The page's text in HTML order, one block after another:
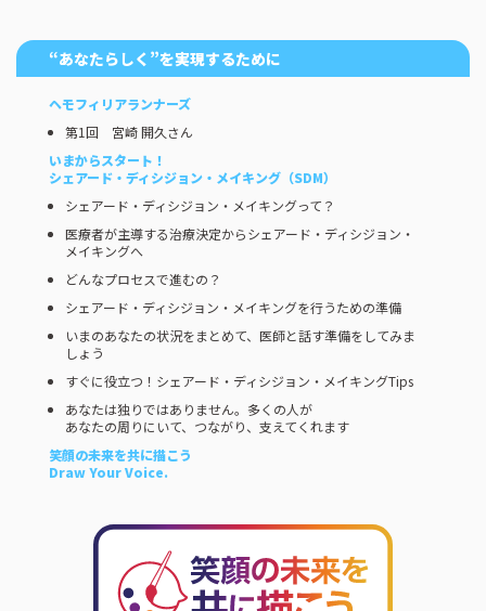
“あなたらしく”を実現するために
ヘモフィリアランナーズ
第1回 宮崎 開久さん
いまからスタート！
シェアード・ディシジョン・メイキング（SDM）
シェアード・ディシジョン・メイキングって？
医療者が主導する治療決定からシェアード・ディシジョン・
メイキングへ
どんなプロセスで進むの？
シェアード・ディシジョン・メイキングを行うための準備
いまのあなたの状況をまとめて、医師と話す準備をしてみま
しょう
すぐに役立つ！シェアード・ディシジョン・メイキングTips
あなたは独りではありません。多くの人が
あなたの周りにいて、つながり、支えてくれます
笑顔の未来を共に描こう
Draw Your Voice.